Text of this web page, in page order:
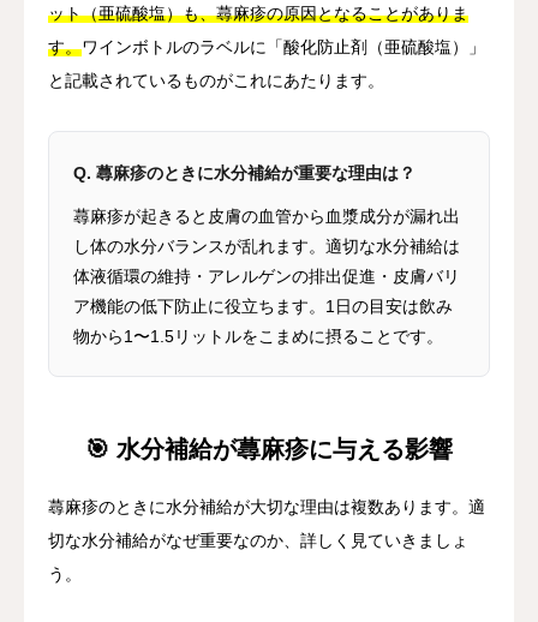
ット（亜硫酸塩）も、蕁麻疹の原因となることがありま
す。ワインボトルのラベルに「酸化防止剤（亜硫酸塩）」
と記載されているものがこれにあたります。
Q. 蕁麻疹のときに水分補給が重要な理由は？
蕁麻疹が起きると皮膚の血管から血漿成分が漏れ出
し体の水分バランスが乱れます。適切な水分補給は
体液循環の維持・アレルゲンの排出促進・皮膚バリ
ア機能の低下防止に役立ちます。1日の目安は飲み
物から1〜1.5リットルをこまめに摂ることです。
🎯 水分補給が蕁麻疹に与える影響
蕁麻疹のときに水分補給が大切な理由は複数あります。適
切な水分補給がなぜ重要なのか、詳しく見ていきましょ
う。